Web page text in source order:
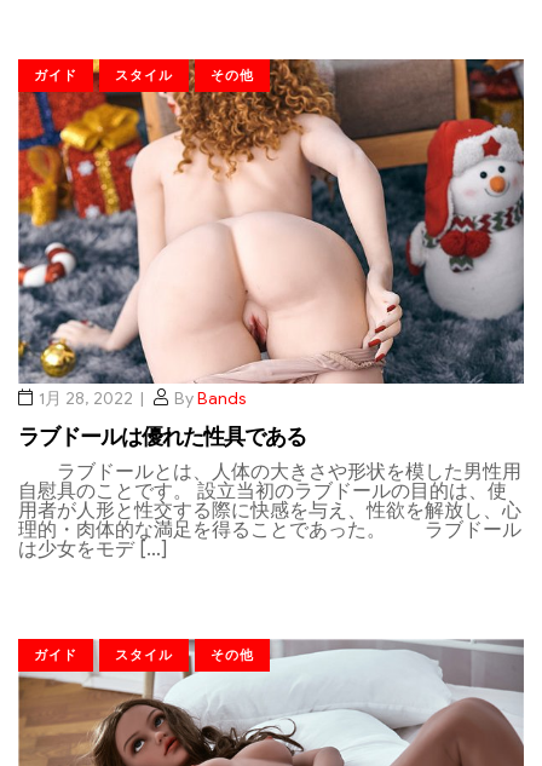
ガイド スタイル その他
1月 28, 2022 ByBands
ラブドールは優れた性具である
ラブドールとは、人体の大きさや形状を模した男性用
自慰具のことです。 設立当初のラブドールの目的は、使
用者が人形と性交する際に快感を与え、性欲を解放し、心
理的・肉体的な満足を得ることであった。 ラブドール
は少女をモデ […]
ガイド スタイル その他